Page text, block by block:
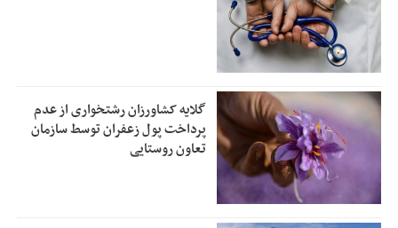
گلایه کشاورزان رشتخواری از عدم
پرداخت پول زعفران توسط سازمان
تعاون روستایی